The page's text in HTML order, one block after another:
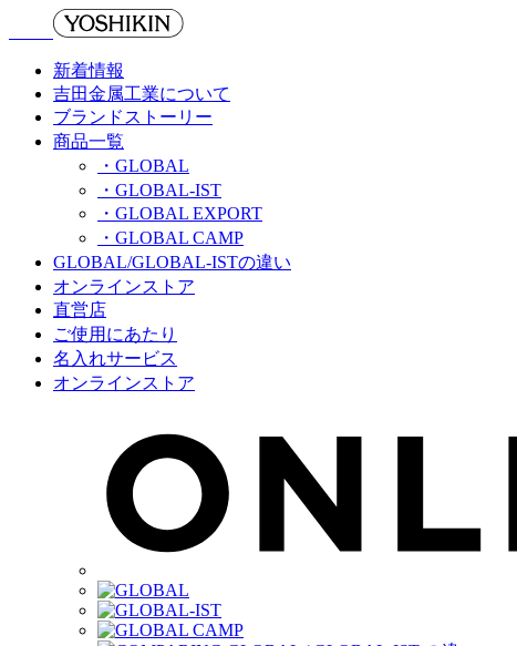
新着情報
吉田金属工業について
ブランドストーリー
商品一覧
・GLOBAL
・GLOBAL-IST
・GLOBAL EXPORT
・GLOBAL CAMP
GLOBAL/GLOBAL-ISTの違い
オンラインストア
直営店
ご使用にあたり
名入れサービス
オンラインストア